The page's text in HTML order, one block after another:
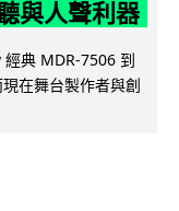
與人聲利器
典 MDR-7506 到
在舞台製作者與創